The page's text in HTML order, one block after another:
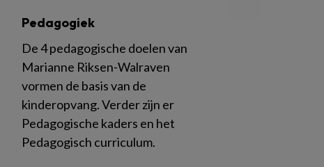
Pedagogiek
De 4 pedagogische doelen van
Marianne Riksen-Walraven
vormen de basis van de
kinderopvang. Verder zijn er
Pedagogische kaders en het
Pedagogisch curriculum.